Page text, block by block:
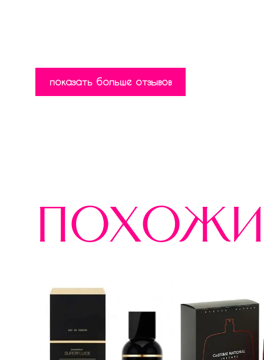
показать больше отзывов